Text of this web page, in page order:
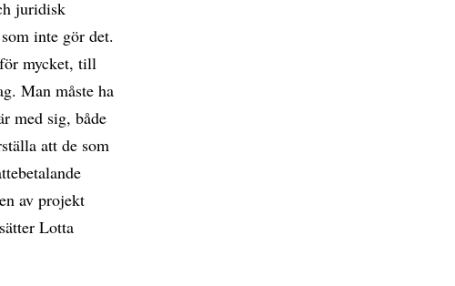
juridisk
inte gör det.
mycket, till
Man måste ha
med sig, både
att de som
av projekt
Lotta